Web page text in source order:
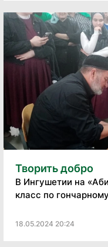
Творить добро
В Ингушетии на
класс по
18.05.2024 20:24